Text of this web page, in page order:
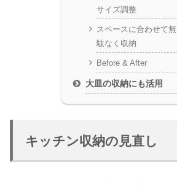
サイズ調整
スペースに合わせて無
駄なく収納
Before & After
大皿の収納にも活用
キッチン収納の見直し